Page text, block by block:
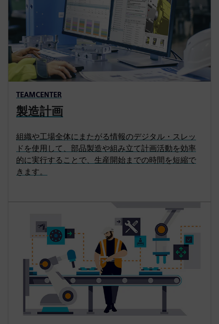
TEAMCENTER
製造計画
組織や工場全体にまたがる情報のデジタル・スレッ
ドを使用して、部品製造や組み立て計画活動を効率
的に実行することで、生産開始までの時間を短縮で
きます。